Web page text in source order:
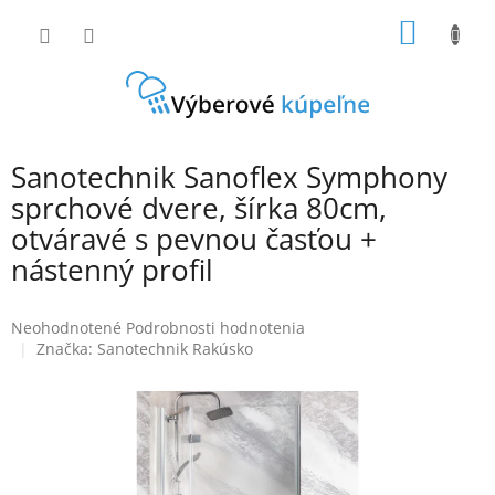
Sanotechnik Sanoflex Symphony
sprchové dvere, šírka 80cm,
otváravé s pevnou časťou +
nástenný profil
Priemerné
hodnotenie
Neohodnotené Podrobnosti hodnotenia
Značka: Sanotechnik Rakúsko